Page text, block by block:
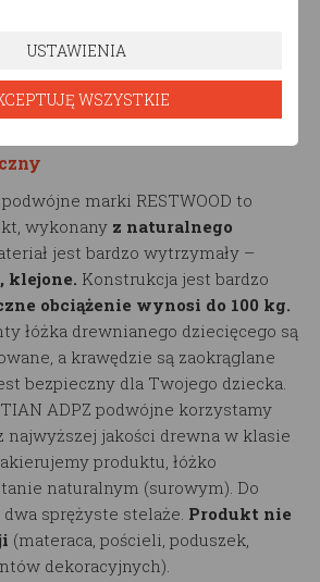
TIAN ADPZ podwójne doda
pomieszczeniu, w
marki RESTWOOD to
wykonany z naturalnego
jest bardzo wytrzymały –
klejone. Konstrukcja jest bardzo
obciążenie wynosi do 100 kg.
łóżka drewnianego dziecięcego są
a krawędzie są zaokrąglane
bezpieczny dla Twojego dziecka.
ADPZ podwójne korzystamy
najwyższej jakości drewna w klasie
produktu, łóżko
naturalnym (surowym). Do
sprężyste stelaże. Produkt nie
(materaca, pościeli, poduszek,
dekoracyjnych).
USTAWIENIA
WSZYSTKIE